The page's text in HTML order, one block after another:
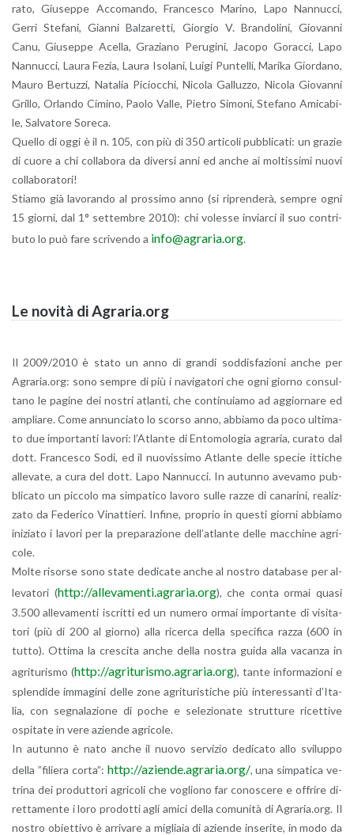
ra­to, Giu­sep­pe Ac­co­man­do, Fran­ce­sco Ma­ri­no, Lapo Nan­nuc­ci,
Gerri Ste­fa­ni, Gian­ni Bal­za­ret­ti, Gior­gio V. Bran­do­li­ni, Gio­van­ni
Canu, Giu­sep­pe Acel­la, Gra­zia­no Pe­ru­gi­ni, Ja­co­po Go­rac­ci, Lapo
Nan­nuc­ci, Laura Fezia, Laura Iso­la­ni, Luigi Pun­tel­li, Ma­ri­ka Gior­da­no,
Mauro Ber­tuz­zi, Na­ta­lia Pi­cioc­chi, Ni­co­la Gal­luz­zo, Ni­co­la Gio­van­ni
Gril­lo, Or­lan­do Ci­mi­no, Paolo Valle, Pie­tro Si­mo­ni, Ste­fa­no Ami­ca­bi­
le, Sal­va­to­re So­re­ca.
Quel­lo di oggi è il n. 105, con più di 350 ar­ti­co­li pub­bli­ca­ti: un gra­zie
di cuore a chi col­la­bo­ra da di­ver­si anni ed anche ai mol­tis­si­mi nuovi
col­la­bo­ra­to­ri!
Stia­mo già la­vo­ran­do al pros­si­mo anno (si ri­pren­de­rà, sem­pre ogni
15 gior­ni, dal 1° set­tem­bre 2010): chi vo­les­se in­viar­ci il suo con­tri­
bu­to lo può fare scri­ven­do a info@​agraria.​org.
Le no­vi­tà di Agra­ria.org
Il 2009/2010 è stato un anno di gran­di sod­di­sfa­zio­ni anche per
Agra­ria.org: sono sem­pre di più i na­vi­ga­to­ri che ogni gior­no con­sul­
ta­no le pa­gi­ne dei no­stri atlan­ti, che con­ti­nuia­mo ad ag­gior­na­re ed
am­plia­re. Come an­nun­cia­to lo scor­so anno, ab­bia­mo da poco ul­ti­ma­
to due im­por­tan­ti la­vo­ri: l’A­tlan­te di En­to­mo­lo­gia agra­ria, cu­ra­to dal
dott. Fran­ce­sco Sodi, ed il nuo­vis­si­mo Atlan­te delle spe­cie it­ti­che
al­le­va­te, a cura del dott. Lapo Nan­nuc­ci. In au­tun­no ave­va­mo pub­
bli­ca­to un pic­co­lo ma sim­pa­ti­co la­vo­ro sulle razze di ca­na­ri­ni, rea­liz­
za­to da Fe­de­ri­co Vi­nat­tie­ri. In­fi­ne, pro­prio in que­sti gior­ni ab­bia­mo
ini­zia­to i la­vo­ri per la pre­pa­ra­zio­ne del­l’a­tlan­te delle mac­chi­ne agri­
co­le.
Molte ri­sor­se sono state de­di­ca­te anche al no­stro da­ta­ba­se per al­
le­va­to­ri (http://​allevamenti.​agraria.​org), che conta ormai quasi
3.500 al­le­va­men­ti iscrit­ti ed un nu­me­ro ormai im­por­tan­te di vi­si­ta­
to­ri (più di 200 al gior­no) alla ri­cer­ca della spe­ci­fi­ca razza (600 in
tutto). Ot­ti­ma la cre­sci­ta anche della no­stra guida alla va­can­za in
agri­tu­ri­smo (http://​agriturismo.​agraria.​org), tante in­for­ma­zio­ni e
splen­di­de im­ma­gi­ni delle zone agri­tu­ri­sti­che più in­te­res­san­ti d’I­ta­
lia, con se­gna­la­zio­ne di poche e se­le­zio­na­te strut­tu­re ri­cet­ti­ve
ospi­ta­te in vere azien­de agri­co­le.
In au­tun­no è nato anche il nuovo ser­vi­zio de­di­ca­to allo svi­lup­po
della ”fi­lie­ra corta”: http://​aziende.​agraria.​org/, una sim­pa­ti­ca ve­
tri­na dei pro­dut­to­ri agri­co­li che vo­glio­no far co­no­sce­re e of­fri­re di­
ret­ta­men­te i loro pro­dot­ti agli amici della co­mu­ni­tà di Agra­ria.org. Il
no­stro obiet­ti­vo è ar­ri­va­re a mi­glia­ia di azien­de in­se­ri­te, in modo da